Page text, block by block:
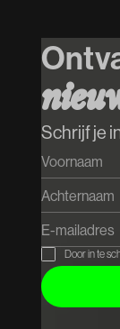
nieu
Schrijf je
Door in te